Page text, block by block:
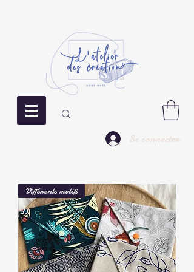
Se connecter
Différents motifs